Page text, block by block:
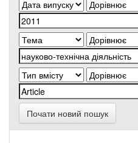
Почати новий пошук